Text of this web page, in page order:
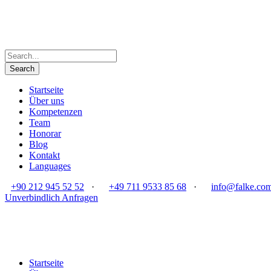
Startseite
Über uns
Kompetenzen
Team
Honorar
Blog
Kontakt
Languages
+90 212 945 52 52
· +49 711 9533 85 68 ·
Unverbindlich Anfragen
Startseite